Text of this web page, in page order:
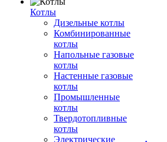
Котлы
Дизельные котлы
Комбинированные
котлы
Напольные газовые
котлы
Настенные газовые
котлы
Промышленные
котлы
Твердотопливные
котлы
Электрические